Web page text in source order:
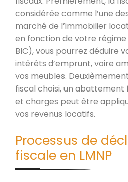
considérée comme l’une
marché de l’immobilier
en fonction de votre
BIC), vous pourrez déduire
intérêts d’emprunt, voire
vos meubles.
fiscal choisi, un
et charges peut être
vos revenus locatifs.
Processus de
fiscale en LMNP